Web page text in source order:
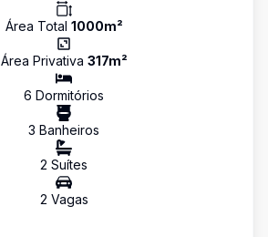
Área Total 1000m²
Área Privativa 317m²
6 Dormitórios
3 Banheiros
2 Suítes
2 Vagas